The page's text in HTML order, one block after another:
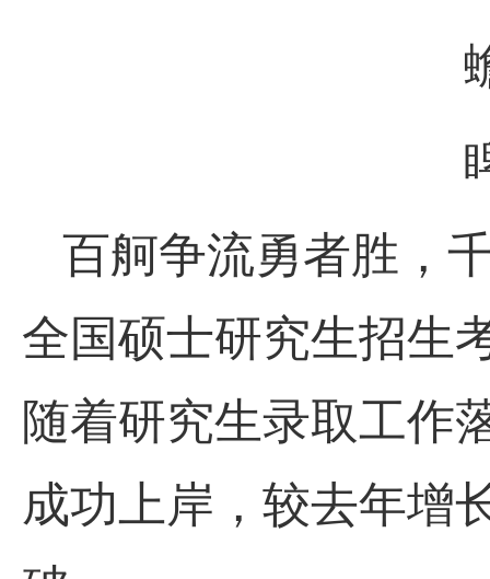
百舸争流勇者胜，
全国硕士研究生招生
随着研究生录取工作
成功上岸，较去年增